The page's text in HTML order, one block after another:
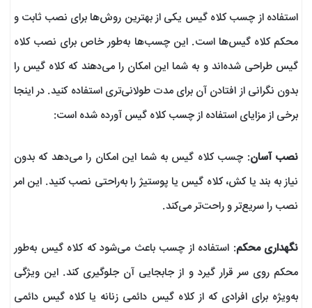
استفاده از چسب کلاه گیس یکی از بهترین روش‌ها برای نصب ثابت و
محکم کلاه گیس‌ها است. این چسب‌ها به‌طور خاص برای نصب کلاه
گیس طراحی شده‌اند و به شما این امکان را می‌دهند که کلاه گیس را
بدون نگرانی از افتادن آن برای مدت طولانی‌تری استفاده کنید. در اینجا
برخی از مزایای استفاده از چسب کلاه گیس آورده شده است:
نصب آسان: چسب کلاه گیس به شما این امکان را می‌دهد که بدون
نیاز به بند یا کش، کلاه گیس یا پوستیژ را به‌راحتی نصب کنید. این امر
نصب را سریع‌تر و راحت‌تر می‌کند.
نگهداری محکم: استفاده از چسب باعث می‌شود که کلاه گیس به‌طور
محکم روی سر قرار گیرد و از جابجایی آن جلوگیری کند. این ویژگی
به‌ویژه برای افرادی که از کلاه گیس دائمی زنانه یا کلاه گیس دائمی